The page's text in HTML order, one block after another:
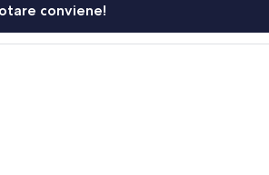
conviene!